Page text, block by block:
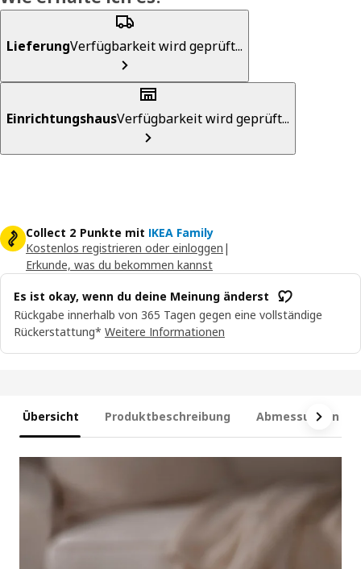
LieferungVerfügbarkeit wird geprüft...
EinrichtungshausVerfügbarkeit wird geprüft...
Collect 2 Punkte mit IKEA Family
Kostenlos registrieren oder einloggen |
Erkunde, was du bekommen kannst
Es ist okay, wenn du deine Meinung änderst
Rückgabe innerhalb von 365 Tagen gegen eine vollständige
Rückerstattung* Weitere Informationen
Übersicht Produktbeschreibung Abmessungen